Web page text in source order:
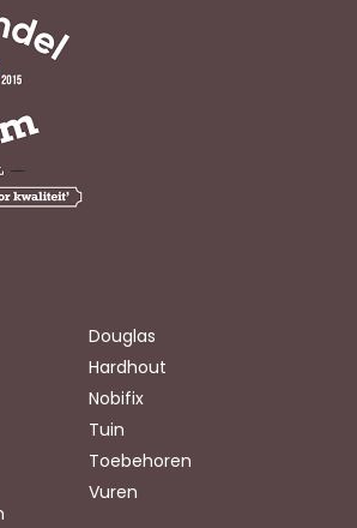
Douglas
Hardhout
Nobifix
Tuin
Toebehoren
Vuren